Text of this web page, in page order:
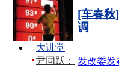
[车春秋
调
发改委发
大讲堂|
尹同跃：